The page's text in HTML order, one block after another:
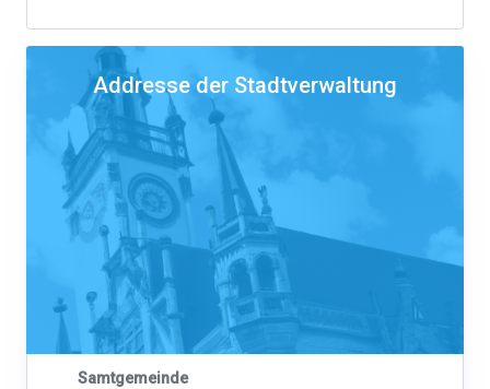
Addresse der Stadtverwaltung
Samtgemeinde